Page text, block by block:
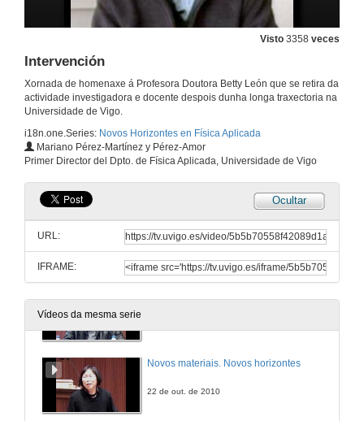
Visto 3358 veces
Intervención
Xornada de homenaxe á Profesora Doutora Betty León que se retira da
actividade investigadora e docente despois dunha longa traxectoria na
Universidade de Vigo.
i18n.one.Series: Novos Horizontes en Física Aplicada
Mariano Pérez-Martínez y Pérez-Amor
Primer Director del Dpto. de Física Aplicada, Universidade de Vigo
Ocultar
URL:
IFRAME:
Vídeos da mesma serie
22 de out. de 2010
22 de out. de 2010
Presentación
22 de out. de 2010
Novos materiais. Novos horizontes
22 de out. de 2010